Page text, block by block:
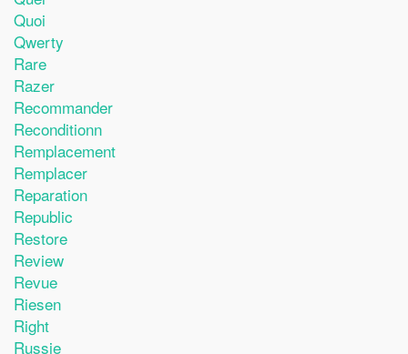
Quoi
Qwerty
Rare
Razer
Recommander
Reconditionn
Remplacement
Remplacer
Reparation
Republic
Restore
Review
Revue
Riesen
Right
Russie